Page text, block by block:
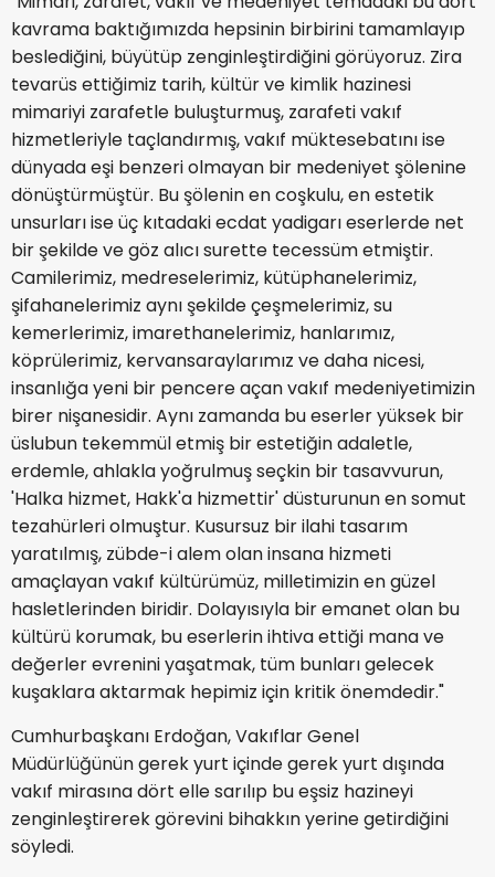
kavrama baktığımızda hepsinin birbirini tamamlayıp
beslediğini, büyütüp zenginleştirdiğini görüyoruz. Zira
tevarüs ettiğimiz tarih, kültür ve kimlik hazinesi
mimariyi zarafetle buluşturmuş, zarafeti vakıf
hizmetleriyle taçlandırmış, vakıf müktesebatını ise
dünyada eşi benzeri olmayan bir medeniyet şölenine
dönüştürmüştür. Bu şölenin en coşkulu, en estetik
unsurları ise üç kıtadaki ecdat yadigarı eserlerde net
bir şekilde ve göz alıcı surette tecessüm etmiştir.
Camilerimiz, medreselerimiz, kütüphanelerimiz,
şifahanelerimiz aynı şekilde çeşmelerimiz, su
kemerlerimiz, imarethanelerimiz, hanlarımız,
köprülerimiz, kervansaraylarımız ve daha nicesi,
insanlığa yeni bir pencere açan vakıf medeniyetimizin
birer nişanesidir. Aynı zamanda bu eserler yüksek bir
üslubun tekemmül etmiş bir estetiğin adaletle,
erdemle, ahlakla yoğrulmuş seçkin bir tasavvurun,
'Halka hizmet, Hakk'a hizmettir' düsturunun en somut
tezahürleri olmuştur. Kusursuz bir ilahi tasarım
yaratılmış, zübde-i alem olan insana hizmeti
amaçlayan vakıf kültürümüz, milletimizin en güzel
hasletlerinden biridir. Dolayısıyla bir emanet olan bu
kültürü korumak, bu eserlerin ihtiva ettiği mana ve
değerler evrenini yaşatmak, tüm bunları gelecek
kuşaklara aktarmak hepimiz için kritik önemdedir."
Cumhurbaşkanı Erdoğan, Vakıflar Genel
Müdürlüğünün gerek yurt içinde gerek yurt dışında
vakıf mirasına dört elle sarılıp bu eşsiz hazineyi
zenginleştirerek görevini bihakkın yerine getirdiğini
söyledi.